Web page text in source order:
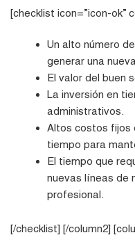
[checklist icon=”icon-ok”
Un alto número
generar una
El valor del buen
La inversión en
administrativos.
Altos costos fijos
tiempo para
El tiempo que
nuevas líneas de
profesional.
[/checklist] [/column2]